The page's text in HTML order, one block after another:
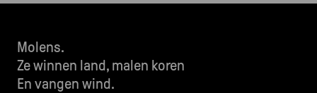
Molens.
Ze winnen land, malen koren
En vangen wind.